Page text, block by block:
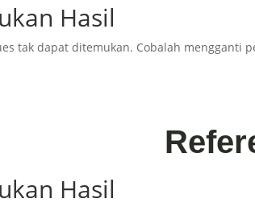
Hasil
tak dapat ditemukan. Cobalah mengganti
Hasil